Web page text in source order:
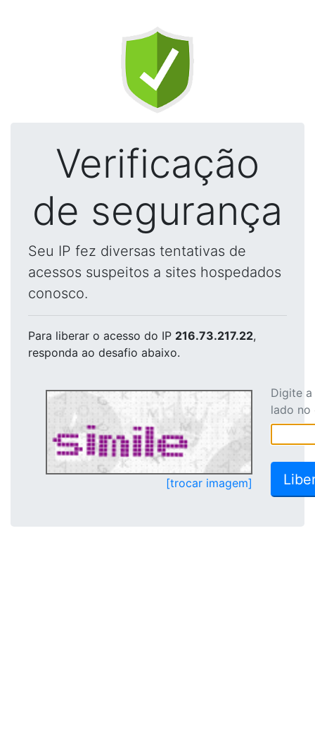
Verificação
de segurança
Seu IP fez diversas tentativas de
acessos suspeitos a sites hospedados
conosco.
Para liberar o acesso do IP 216.73.217.22,
responda ao desafio abaixo.
[trocar imagem]
Digite
lado no